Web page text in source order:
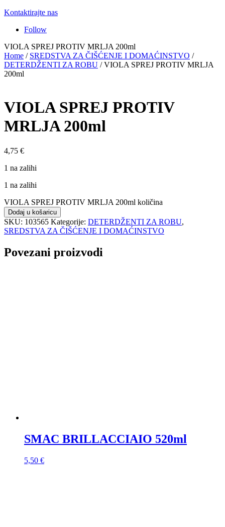
Kontaktirajte nas
Follow
VIOLA SPREJ PROTIV MRLJA 200ml
Home / SREDSTVA ZA ČIŠĆENJE I DOMAĆINSTVO /
DETERDŽENTI ZA ROBU / VIOLA SPREJ PROTIV MRLJA
200ml
VIOLA SPREJ PROTIV
MRLJA 200ml
4,75 €
1 na zalihi
1 na zalihi
VIOLA SPREJ PROTIV MRLJA 200ml količina
Dodaj u košaricu
SKU: 103565 Kategorije: DETERDŽENTI ZA ROBU,
SREDSTVA ZA ČIŠĆENJE I DOMAĆINSTVO
Povezani proizvodi
SMAC BRILLACCIAIO 520ml
5,50 €